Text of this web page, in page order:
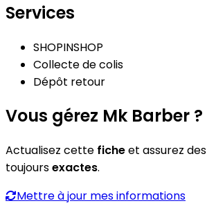
Services
SHOPINSHOP
Collecte de colis
Dépôt retour
Vous gérez Mk Barber ?
Actualisez cette ficheet assurez des
toujoursexactes.
Mettre à jour mes informations